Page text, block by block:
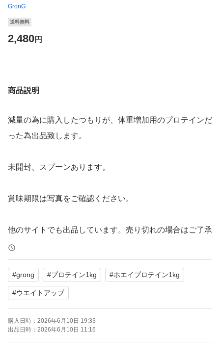
GronG
送料無料
2,480円
商品説明
減量の為に購入したつもりが、体重増加用のプロテインだ
った為出品致します。
未開封、スプーンあります。
賞味期限は写真をご確認ください。
他のサイトでも出品しています。売り切れの場合はご了承
願います。
グロング ウェイトアッププロテイン
ブランド：GronG ウェイトコントロールシリーズ
プロテイン剤形、タイプ：粉末
味：ココア味
#grong #プロテイン1kg #ホエイプロテイン1kg
#ウエイトアップ
購入日時： 2026年6月10日 19:33
出品日時： 2026年6月10日 11:16